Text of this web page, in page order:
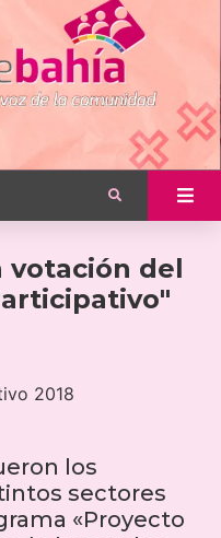
votación del
los
sectores
«Proyecto